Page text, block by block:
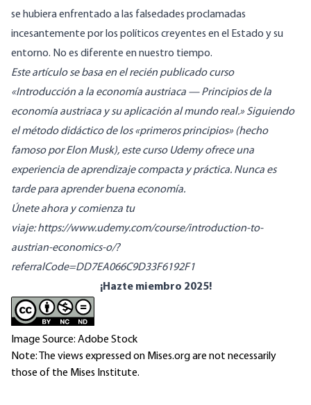
se hubiera enfrentado a las falsedades proclamadas
incesantemente por los políticos creyentes en el Estado y su
entorno. No es diferente en nuestro tiempo.
Este artículo se basa en el recién publicado curso
«Introducción a la economía austriaca — Principios de la
economía austriaca y su aplicación al mundo real.» Siguiendo
el método didáctico de los «primeros principios» (hecho
famoso por Elon Musk), este curso Udemy ofrece una
experiencia de aprendizaje compacta y práctica. Nunca es
tarde para aprender buena economía.
Únete ahora y comienza tu
viaje:https://www.udemy.com/course/introduction-to-
austrian-economics-o/?
referralCode=DD7EA066C9D33F6192F1
¡Hazte miembro 2025!
Image Source: Adobe Stock
Note: The views expressed on Mises.org are not necessarily
those of the Mises Institute.